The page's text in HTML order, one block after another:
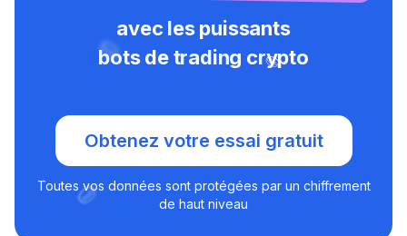
avec les puissants
bots de trading crypto
Obtenez votre essai gratuit
Toutes vos données sont protégées par un chiffrement
de haut niveau